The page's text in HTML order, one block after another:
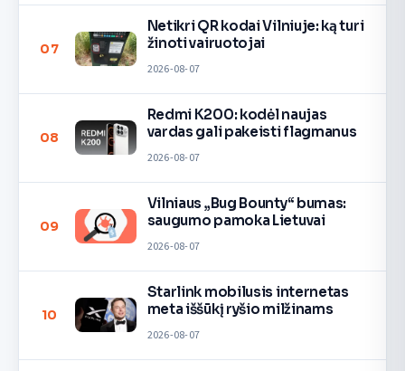
07
Netikri QR kodai Vilniuje: ką turi
žinoti vairuotojai
2026-08-07
08
Redmi K200: kodėl naujas
vardas gali pakeisti flagmanus
2026-08-07
09
Vilniaus „Bug Bounty“ bumas:
saugumo pamoka Lietuvai
2026-08-07
10
Starlink mobilusis internetas
meta iššūkį ryšio milžinams
2026-08-07